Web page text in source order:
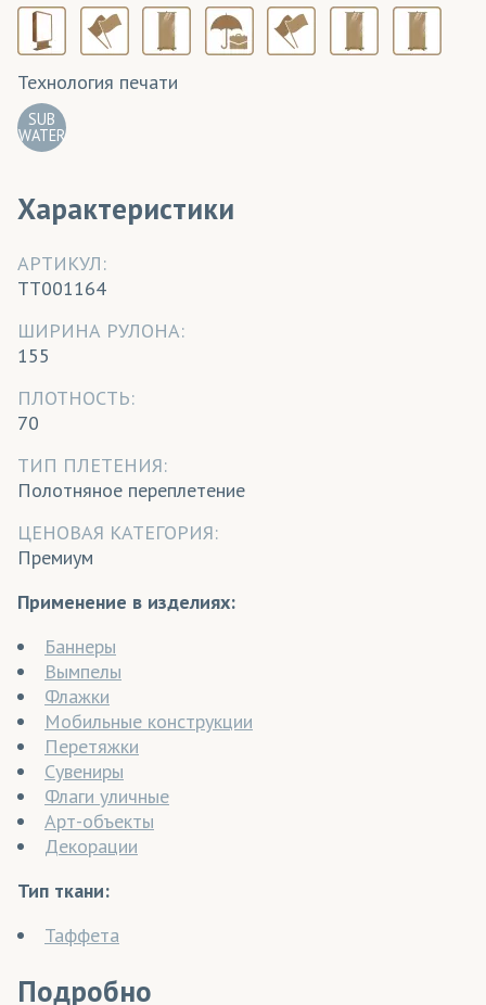
Технология печати
SUB
WATER
Характеристики
АРТИКУЛ:
TT001164
ШИРИНА РУЛОНА:
155
ПЛОТНОСТЬ:
70
ТИП ПЛЕТЕНИЯ:
Полотняное переплетение
ЦЕНОВАЯ КАТЕГОРИЯ:
Премиум
Применение в изделиях:
Баннеры
Вымпелы
Флажки
Мобильные конструкции
Перетяжки
Сувениры
Флаги уличные
Арт-объекты
Декорации
Тип ткани:
Таффета
Подробно